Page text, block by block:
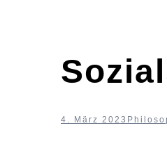
4. März 2023